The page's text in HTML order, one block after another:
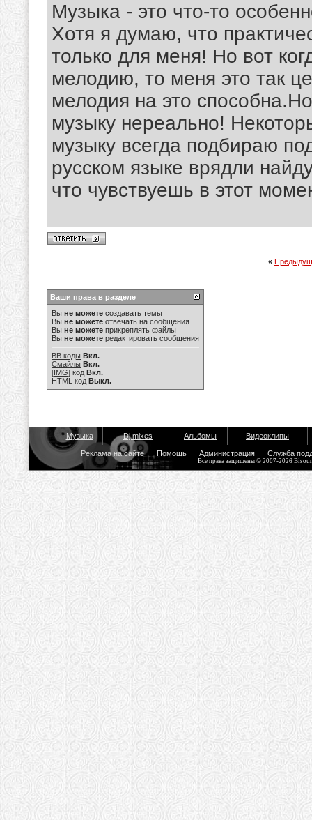
Музыка - это что-то
Хотя я думаю, что
только для меня! Но вот
мелодию, то меня это так
мелодия на это
музыку нереально!
музыку всегда подбираю
русском языке врядли
что чувствуешь в этот
«
Ваши права в разделе
Вы не можете создавать темы
Вы не можете отвечать на сообщения
Вы не можете прикреплять файлы
Вы не можете редактировать сообщения
BB коды Вкл.
Смайлы Вкл.
[IMG] код Вкл.
HTML код Выкл.
Музыка Dj mixes Альбомы Видеоклипы
Реклама на сайте Помощь Администрация Служба
Все права защищены © 2007-2026